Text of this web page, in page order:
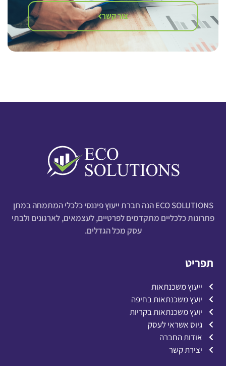
צור קשר
ECO SOLUTIONS הנה חברת ייעוץ פיננסי כלכלי המתמחה במתן
פתרונות כלכליים מתקדמים לפרטיים, לעצמאים, לארגונים ולבתי
עסק מכל הגדלים.
תפריט
ייעוץ משכנתאות
יועץ משכנתאות בחיפה
יועץ משכנתאות בקריות
גיוס אשראי לעסק
אודות החברה
יצירת קשר